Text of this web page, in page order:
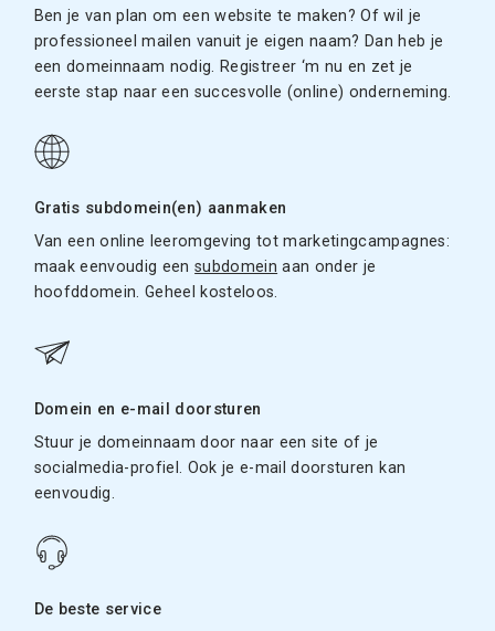
Ben je van plan om een website te maken? Of wil je
professioneel mailen vanuit je eigen naam? Dan heb je
een domeinnaam nodig. Registreer ‘m nu en zet je
eerste stap naar een succesvolle (online) onderneming.
Gratis subdomein(en) aanmaken
Van een online leeromgeving tot marketingcampagnes:
maak eenvoudig eensubdomein aan onder je
hoofddomein. Geheel kosteloos.
Domein en e-mail doorsturen
Stuur je domeinnaam door naar een site of je
socialmedia-profiel. Ook je e-mail doorsturen kan
eenvoudig.
De beste service